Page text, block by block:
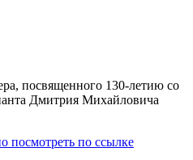
посвященного 130-летию со
Дмитрия Михайловича
посмотреть по ссылке